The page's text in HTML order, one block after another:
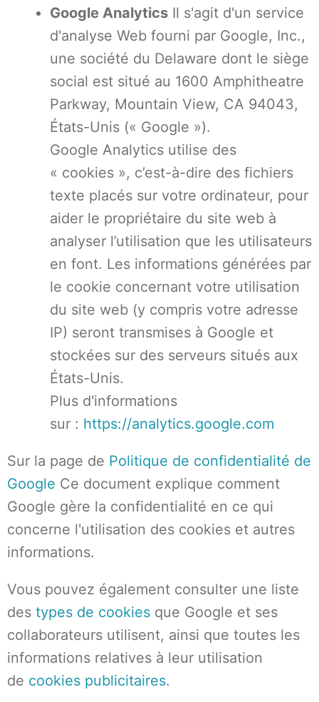
Google Analytics Il s'agit d'un service
d'analyse Web fourni par Google, Inc.,
une société du Delaware dont le siège
social est situé au 1600 Amphitheatre
Parkway, Mountain View, CA 94043,
États-Unis (« Google »).
Google Analytics utilise des
« cookies », c’est-à-dire des fichiers
texte placés sur votre ordinateur, pour
aider le propriétaire du site web à
analyser l’utilisation que les utilisateurs
en font. Les informations générées par
le cookie concernant votre utilisation
du site web (y compris votre adresse
IP) seront transmises à Google et
stockées sur des serveurs situés aux
États-Unis.
Plus d'informations
sur : https://analytics.google.com
Sur la page de Politique de confidentialité de
Google Ce document explique comment
Google gère la confidentialité en ce qui
concerne l'utilisation des cookies et autres
informations.
Vous pouvez également consulter une liste
des types de cookies que Google et ses
collaborateurs utilisent, ainsi que toutes les
informations relatives à leur utilisation
de cookies publicitaires.